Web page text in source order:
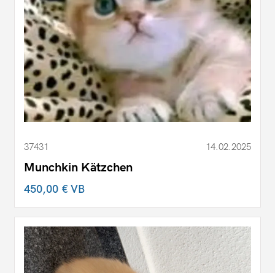
37431 14.02.2025
Munchkin Kätzchen
450,00 €VB